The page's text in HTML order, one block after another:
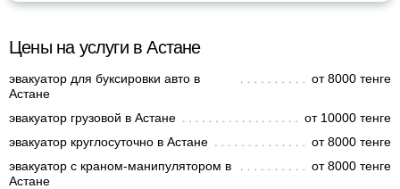
Цены на услуги в Астане
эвакуатор для буксировки авто в
Астане
от 8000 тенге
эвакуатор грузовой в Астане
от 10000 тенге
эвакуатор круглосуточно в Астане
от 8000 тенге
эвакуатор с краном-манипулятором в
Астане
от 8000 тенге